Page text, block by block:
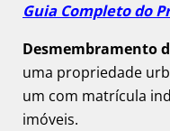
Guia Completo do
Desmembramento
uma propriedade
um com matrícula
imóveis.